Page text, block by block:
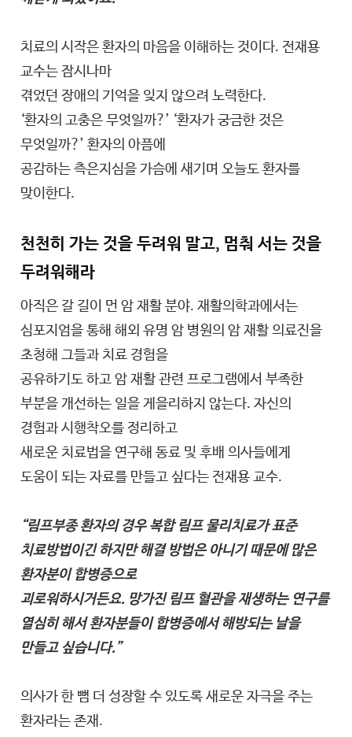
치료의 시작은 환자의 마음을 이해하는 것이다. 전재용
교수는 잠시나마
겪었던 장애의 기억을 잊지 않으려 노력한다.
‘환자의 고충은 무엇일까?’ ‘환자가 궁금한 것은
무엇일까?’ 환자의 아픔에
공감하는 측은지심을 가슴에 새기며 오늘도 환자를
맞이한다.
천천히 가는 것을 두려워 말고, 멈춰 서는 것을
두려워해라
아직은 갈 길이 먼 암 재활 분야. 재활의학과에서는
심포지엄을 통해 해외 유명 암 병원의 암 재활 의료진을
초청해 그들과 치료 경험을
공유하기도 하고 암 재활 관련 프로그램에서 부족한
부분을 개선하는 일을 게을리하지 않는다. 자신의
경험과 시행착오를 정리하고
새로운 치료법을 연구해 동료 및 후배 의사들에게
도움이 되는 자료를 만들고 싶다는 전재용 교수.
“림프부종 환자의 경우 복합 림프 물리치료가 표준
치료방법이긴 하지만 해결 방법은 아니기 때문에 많은
환자분이 합병증으로
괴로워하시거든요. 망가진 림프 혈관을 재생하는 연구를
열심히 해서 환자분들이 합병증에서 해방되는 날을
만들고 싶습니다.”
의사가 한 뼘 더 성장할 수 있도록 새로운 자극을 주는
환자라는 존재.